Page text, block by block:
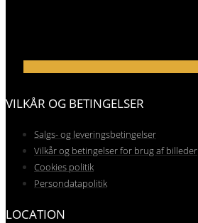
VILKÅR OG BETINGELSER
Salgs- og leveringsbetingelser
Vilkår og betingelser for brug af billeder
Cookies politik
Persondatapolitik
LOCATION